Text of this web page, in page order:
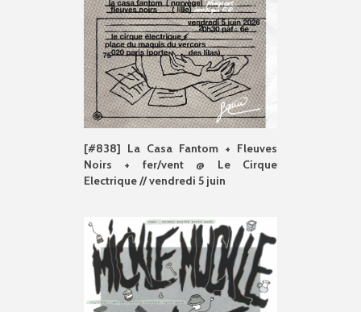
[#838] La Casa Fantom + Fleuves
Noirs + fer/vent @ Le Cirque
Electrique // vendredi 5 juin